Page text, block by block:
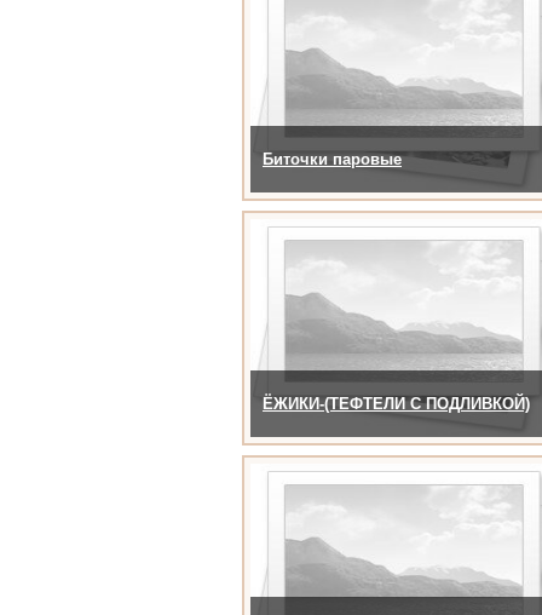
Биточки паровые
ЁЖИКИ-(ТЕФТЕЛИ С ПОДЛИВКОЙ)